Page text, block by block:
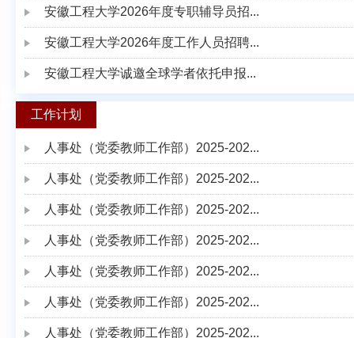
安徽工程大学2026年度专职辅导员招...
安徽工程大学2026年度工作人员招聘...
安徽工程大学诚邀全球学者依托申报...
工作计划
人事处（党委教师工作部）2025-202...
人事处（党委教师工作部）2025-202...
人事处（党委教师工作部）2025-202...
人事处（党委教师工作部）2025-202...
人事处（党委教师工作部）2025-202...
人事处（党委教师工作部）2025-202...
人事处（党委教师工作部）2025-202...